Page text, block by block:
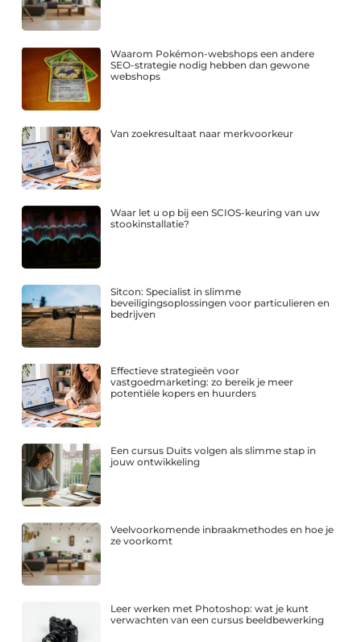
Waarom Pokémon-webshops een andere
SEO-strategie nodig hebben dan gewone
webshops
Van zoekresultaat naar merkvoorkeur
Waar let u op bij een SCIOS-keuring van uw
stookinstallatie?
Sitcon: Specialist in slimme
beveiligingsoplossingen voor particulieren en
bedrijven
Effectieve strategieën voor
vastgoedmarketing: zo bereik je meer
potentiële kopers en huurders
Een cursus Duits volgen als slimme stap in
jouw ontwikkeling
Veelvoorkomende inbraakmethodes en hoe je
ze voorkomt
Leer werken met Photoshop: wat je kunt
verwachten van een cursus beeldbewerking